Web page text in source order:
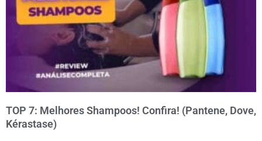
TOP 7: Melhores Shampoos! Confira! (Pantene, Dove,
Kérastase)